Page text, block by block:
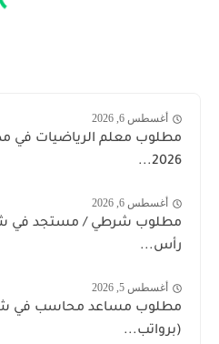
أغسطس 6, 2026
مطلوب معلم الرياضيات في
2026...
أغسطس 6, 2026
مطلوب شرطي / مستجد في
رأس...
أغسطس 5, 2026
(برواتب...